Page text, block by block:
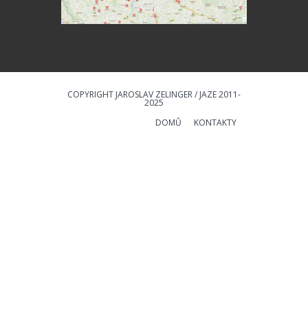
COPYRIGHT JAROSLAV ZELINGER / JAZE 2011-
2025
DOMŮ
KONTAKTY